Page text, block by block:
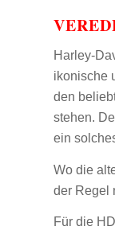
Harley-
ikonische
den
stehen.
ein
Wo die
der Regel
Für die